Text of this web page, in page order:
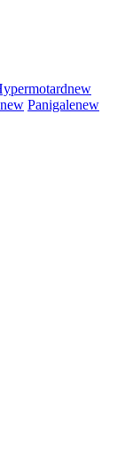
new
new Panigalenew